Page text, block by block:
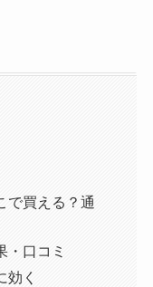
で買える？通
・口コミ
効く